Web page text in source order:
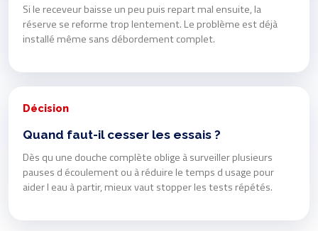
Si le receveur baisse un peu puis repart mal ensuite, la
réserve se reforme trop lentement. Le problème est déjà
installé même sans débordement complet.
Décision
Quand faut-il cesser les essais ?
Dès qu une douche complète oblige à surveiller plusieurs
pauses d écoulement ou à réduire le temps d usage pour
aider l eau à partir, mieux vaut stopper les tests répétés.